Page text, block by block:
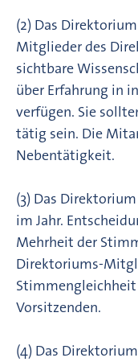
(2) Das
Mitglieder des
sichtbare
über Erfahrung in
verfügen. Sie
tätig sein. Die
Neben­tätigkeit.
(3) Das
im Jahr.
Mehrheit der
Direktoriums-
Vorsitzenden.
(4) Das